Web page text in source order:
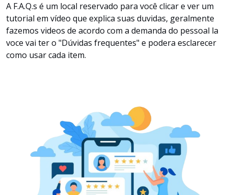
A F.A.Q.s é um local reservado para você clicar e ver um
tutorial em vídeo que explica suas duvidas, geralmente
fazemos videos de acordo com a demanda do pessoal la
voce vai ter o "Dúvidas frequentes" e podera esclarecer
como usar cada item.